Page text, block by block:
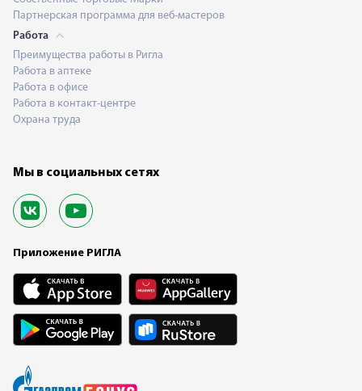
Партнерская программа для веб-мастеров
Работа
Преимущества работы в Ригла
Работа в аптеке
Работа в офисе
Работа в контакт-центре
Охрана труда
Мы в социальных сетях
Приложение РИГЛА